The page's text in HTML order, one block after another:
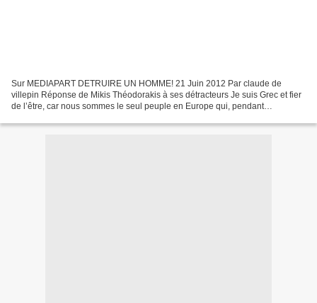
Sur MEDIAPART DETRUIRE UN HOMME! 21 Juin 2012 Par claude de
villepin Réponse de Mikis Théodorakis à ses détracteurs Je suis Grec et fier
de l’être, car nous sommes le seul peuple en Europe qui, pendant